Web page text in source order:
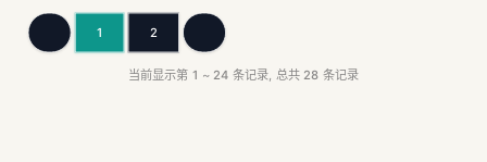
上一页 1 2 下一页
当前显示第 1 ~ 24 条记录, 总共28 条记录